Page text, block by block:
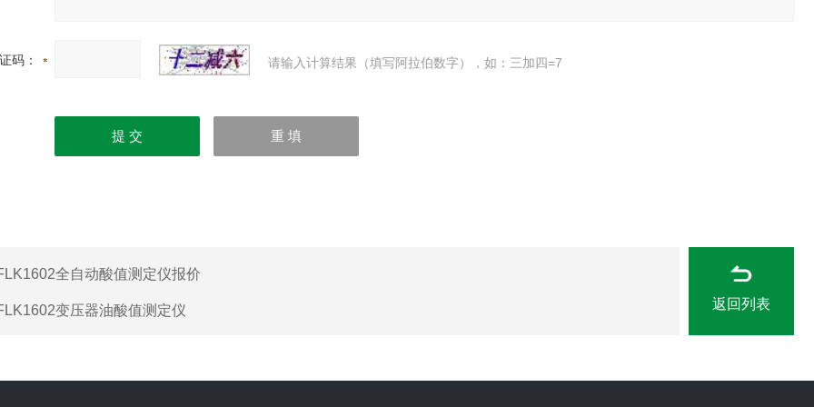
码： 请输入计算结果（填写阿拉伯数字），如：三加四=7
全自动酸值测定仪报价
变压器油酸值测定仪 返回列表